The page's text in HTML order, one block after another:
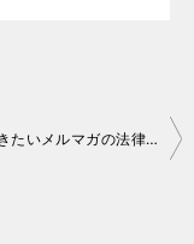
知っておきたいメルマガの法律とメール配信の注意点とは？